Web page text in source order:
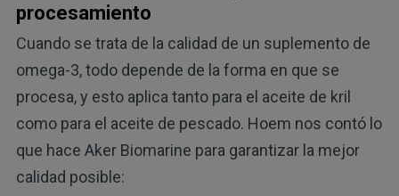
procesamiento
Cuando se trata de la calidad de un suplemento de
omega-3, todo depende de la forma en que se
procesa, y esto aplica tanto para el aceite de kril
como para el aceite de pescado. Hoem nos contó lo
que hace Aker Biomarine para garantizar la mejor
calidad posible: